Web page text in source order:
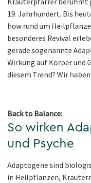
19. Jahrhundert. Bis
how rund um
besonderes Revival
gerade sogenannte
Wirkung auf Körper und
diesem Trend? Wir
Back to Balance:
So wirken
und Psyche
Adaptogene sind
in Heilpflanzen,